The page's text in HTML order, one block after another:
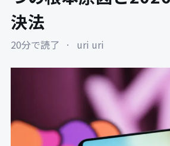
決法
20分で読了 · uri uri